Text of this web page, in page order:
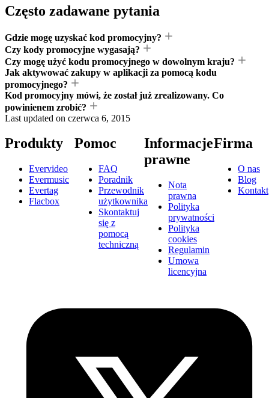
Często zadawane pytania
Gdzie mogę uzyskać kod promocyjny?
Czy kody promocyjne wygasają?
Czy mogę użyć kodu promocyjnego w dowolnym kraju?
Jak aktywować zakupy w aplikacji za pomocą kodu
promocyjnego?
Kod promocyjny mówi, że został już zrealizowany. Co
powinienem zrobić?
Last updated on czerwca 6, 2015
Produkty
Evervideo
Evermusic
Evertag
Flacbox
Pomoc
FAQ
Poradnik
Przewodnik
użytkownika
Skontaktuj
się z
pomocą
techniczną
Informacje
prawne
Nota
prawna
Polityka
prywatności
Polityka
cookies
Regulamin
Umowa
licencyjna
Firma
O nas
Blog
Kontakt